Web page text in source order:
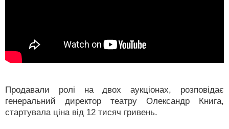
Продавали ролі на двох аукціонах, розповідає
генеральний директор театру Олександр Книга,
стартувала ціна від 12 тисяч гривень.